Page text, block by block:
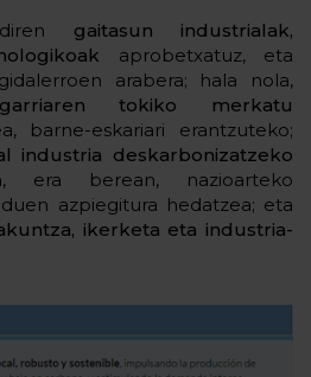
gaitasun industrialak,
aprobetxatuz, eta
arabera; hala nola,
tokiko merkatu
barne-eskariari erantzuteko;
industria deskarbonizatzeko
era berean, nazioarteko
azpiegitura hedatzea; eta
ikerketa eta industria-